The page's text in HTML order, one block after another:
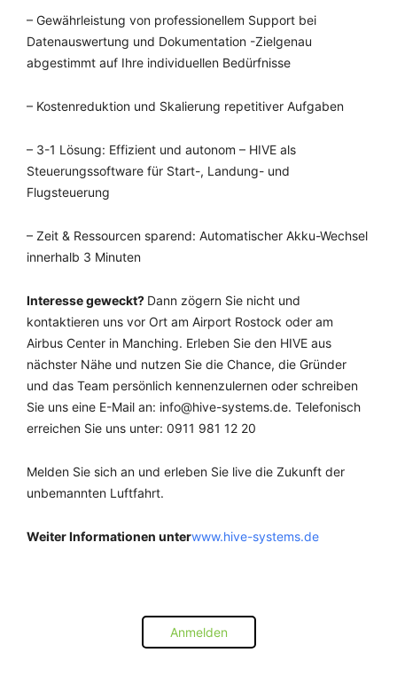
– Gewährleistung von professionellem Support bei
Datenauswertung und Dokumentation -Zielgenau
abgestimmt auf Ihre individuellen Bedürfnisse
– Kostenreduktion und Skalierung repetitiver Aufgaben
– 3-1 Lösung: Effizient und autonom – HIVE als
Steuerungssoftware für Start-, Landung- und
Flugsteuerung
– Zeit & Ressourcen sparend: Automatischer Akku-Wechsel
innerhalb 3 Minuten
Interesse geweckt? Dann zögern Sie nicht und
kontaktieren uns vor Ort am Airport Rostock oder am
Airbus Center in Manching. Erleben Sie den HIVE aus
nächster Nähe und nutzen Sie die Chance, die Gründer
und das Team persönlich kennenzulernen oder schreiben
Sie uns eine E-Mail an: info@hive-systems.de. Telefonisch
erreichen Sie uns unter: 0911 981 12 20
Melden Sie sich an und erleben Sie live die Zukunft der
unbemannten Luftfahrt.
Weiter Informationen unterwww.hive-systems.de
Anmelden